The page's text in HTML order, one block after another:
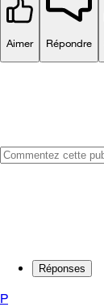
Aimer Répondre
Réponses
P